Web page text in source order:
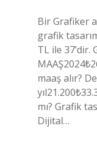
Bir Grafiker
grafik
TL ile 37’dir.
maaş alır?
mı? Grafik
Dijital…